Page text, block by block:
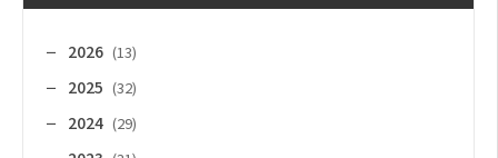
2026 (13)
2025 (32)
2024 (29)